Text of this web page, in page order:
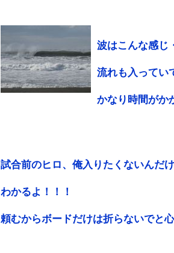
波はこんな感じ
流れも入ってい
かなり時間がか
試合前のヒロ、俺入りたくないんだ
わかるよ！！！
頼むからボードだけは折らないでと